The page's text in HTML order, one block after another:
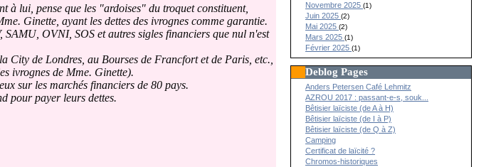
à lui, pense que les "ardoises" du troquet constituent,
Ginette, ayant les dettes des ivrognes comme garantie.
OVNI, SOS et autres sigles financiers que nul n'est
City de Londres, au Bourses de Francfort et de Paris, etc.,
ivrognes de Mme. Ginette).
sur les marchés financiers de 80 pays.
pour payer leurs dettes.
Novembre 2025(1)
Juin 2025(2)
Mai 2025(2)
Mars 2025(1)
Février 2025(1)
Deblog Pages
Anders Petersen Café Lehmitz
AZROU 2017 : passant-e-s, souk...
Bêtisier laïciste (de A à H)
Bêtisier laïciste (de I à P)
Bêtisier laïciste (de Q à Z)
Camping
Certificat de laïcité ?
Chromos-historiques